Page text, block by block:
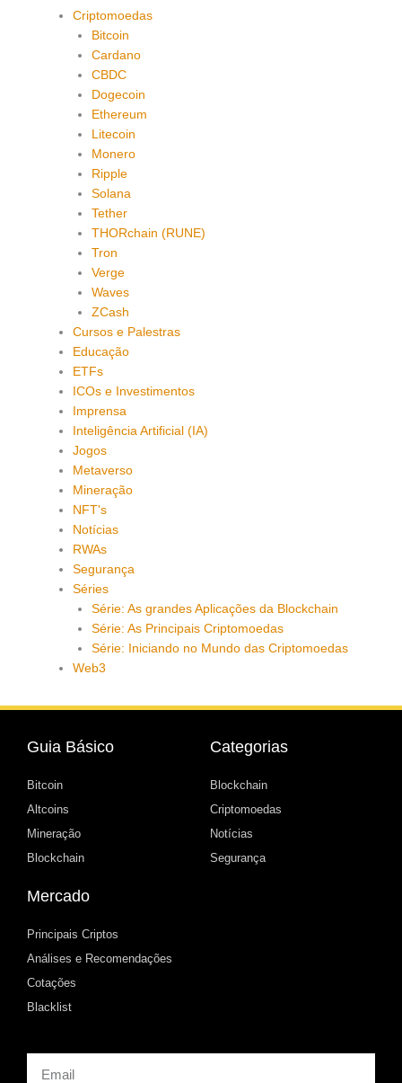
Criptomoedas
Bitcoin
Cardano
CBDC
Dogecoin
Ethereum
Litecoin
Monero
Ripple
Solana
Tether
THORchain (RUNE)
Tron
Verge
Waves
ZCash
Cursos e Palestras
Educação
ETFs
ICOs e Investimentos
Imprensa
Inteligência Artificial (IA)
Jogos
Metaverso
Mineração
NFT's
Notícias
RWAs
Segurança
Séries
Série: As grandes Aplicações da Blockchain
Série: As Principais Criptomoedas
Série: Iniciando no Mundo das Criptomoedas
Web3
Guia Básico
Bitcoin
Altcoins
Mineração
Blockchain
Categorias
Blockchain
Criptomoedas
Notícias
Segurança
Mercado
Principais Criptos
Análises e Recomendações
Cotações
Blacklist